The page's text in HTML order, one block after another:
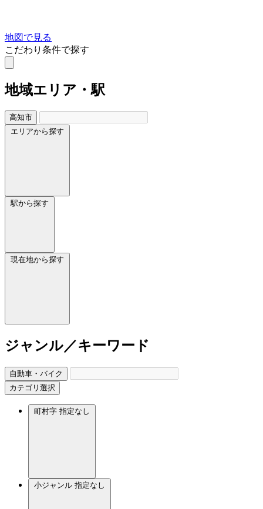
地図で見る
こだわり条件で探す
地域エリア・駅
高知市
エリアから探す
駅から探す
現在地から探す
ジャンル／キーワード
自動車・バイク
カテゴリ選択
町村字 指定なし
小ジャンル 指定なし